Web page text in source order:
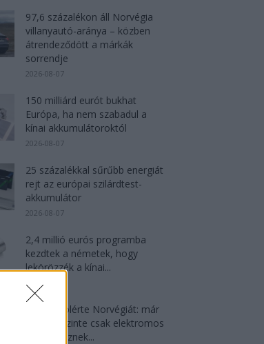
97,6 százalékon áll Norvégia
villanyautó-aránya – közben
átrendeződött a márkák
sorrendje
2026-08-07
150 milliárd eurót bukhat
Európa, ha nem szabadul a
kínai akkumulátoroktól
2026-08-07
25 százalékkal sűrűbb energiát
rejt az európai szilárdtest-
akkumulátor
2026-08-07
2,4 millió eurós programba
kezdtek a németek, hogy
lekörözzék a kínai...
Dánia utolérte Norvégiát: már
náluk is szinte csak elektromos
autót vesznek...